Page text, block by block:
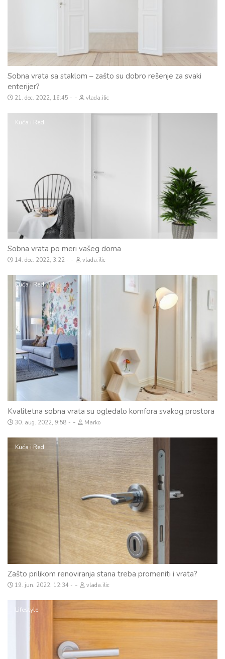
Sobna vrata sa staklom – zašto su dobro rešenje za svaki
enterijer?
21. dec. 2022, 16:45 - vlada.ilic
Kuća i Red
Sobna vrata po meri vašeg doma
14. dec. 2022, 3:22 - vlada.ilic
Kuća i Red
Kvalitetna sobna vrata su ogledalo komfora svakog prostora
30. aug. 2022, 9:58 - Marko
Kuća i Red
Zašto prilikom renoviranja stana treba promeniti i vrata?
19. jun. 2022, 12:34 - vlada.ilic
Lifestyle